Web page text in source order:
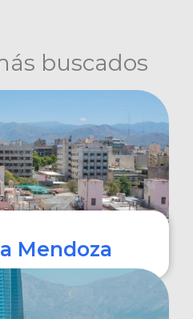
buscados
Mendoza